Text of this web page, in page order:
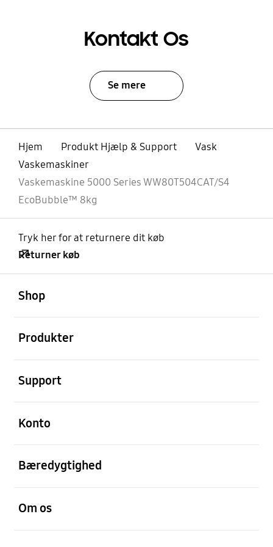
Kontakt Os
Se mere
Hjem Produkt Hjælp & Support
Vask
Vaskemaskiner
Vaskemaskine 5000 Series WW80T504CAT/S4
EcoBubble™ 8kg
Tryk her for at returnere dit køb
Returner køb
Shop
Produkter
Support
Konto
Bæredygtighed
Om os